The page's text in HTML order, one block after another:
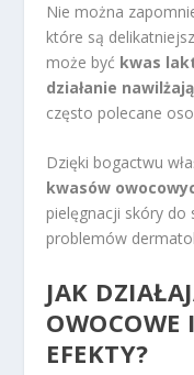
Nie można
które są
może być kwas
działanie
często polecane
Dzięki bogactwu
kwasów
pielęgnacji skóry do
problemów
JAK
OWOCOWE
EFEKTY?